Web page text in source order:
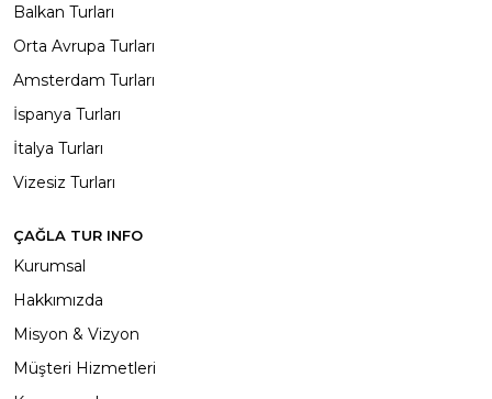
Balkan Turları
Orta Avrupa Turları
Amsterdam Turları
İspanya Turları
İtalya Turları
Vizesiz Turları
ÇAĞLA TUR INFO
Kurumsal
Hakkımızda
Misyon & Vizyon
Müşteri Hizmetleri